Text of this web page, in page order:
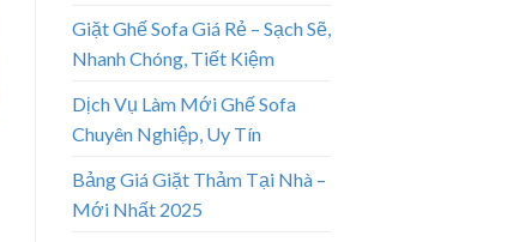
Giặt Ghế Sofa Giá Rẻ – Sạch Sẽ,
Nhanh Chóng, Tiết Kiệm
Dịch Vụ Làm Mới Ghế Sofa
Chuyên Nghiệp, Uy Tín
Bảng Giá Giặt Thảm Tại Nhà –
Mới Nhất 2025